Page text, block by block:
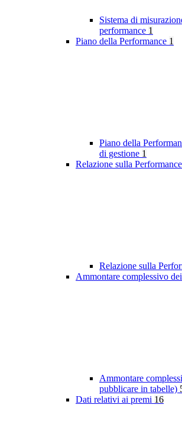
Sistema di
performance 1
Piano della Performance 1
Piano della
di gestione 1
Relazione sulla Performance
Relazione sulla
Ammontare complessivo
Ammontare
pubblicare in tabelle)
Dati relativi ai premi 16